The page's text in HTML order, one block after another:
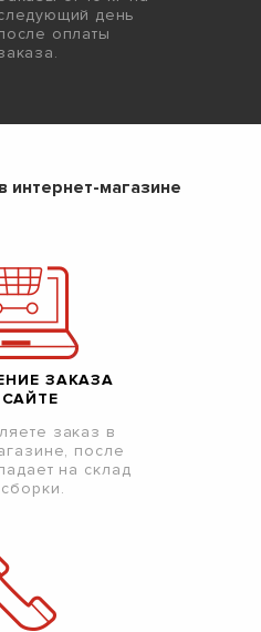
день
оплаты
интернет-магазине
ЗАКАЗА
заказ в
после
на склад